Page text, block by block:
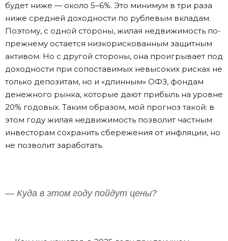
будет ниже — около 5–6%. Это минимум в три раза
ниже средней доходности по рублевым вкладам.
Поэтому, с одной стороны, жилая недвижимость по-
прежнему остается низкорискованным защитным
активом. Но с другой стороны, она проигрывает под
доходности при сопоставимых невысоких рисках не
только депозитам, но и «длинным» ОФЗ, фондам
денежного рынка, которые дают прибыль на уровне
20% годовых. Таким образом, мой прогноз такой: в
этом году жилая недвижимость позволит частным
инвесторам сохранить сбережения от инфляции, но
не позволит заработать.
— Куда в этом году пойдут цены?